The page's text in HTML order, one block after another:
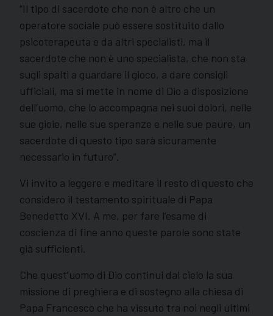
“Il tipo di sacerdote che non è altro che un
operatore sociale può essere sostituito dallo
psicoterapeuta e da altri specialisti, ma il
sacerdote che non è uno specialista, che non sta
sugli spalti a guardare il gioco, a dare consigli
ufficiali, ma si mette in nome di Dio a disposizione
dell’uomo, che lo accompagna nei suoi dolori, nelle
sue gioie, nelle sue speranze e nelle sue paure, un
sacerdote di questo tipo sarà sicuramente
necessario in futuro”.
Vi invito a leggere e meditare il resto di questo che
considero il testamento spirituale di Papa
Benedetto XVI. A me, per fare l’esame di
coscienza di fine anno queste parole sono state
già sufficienti.
Che quest’uomo di Dio continui dal cielo la sua
missione di preghiera e di sostegno alla chiesa di
Papa Francesco che ha vissuto tra noi negli ultimi